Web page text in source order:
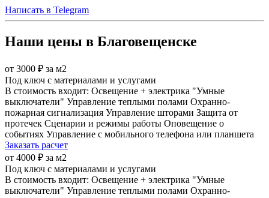
Написать в Telegram
Наши цены в Благовещенске
от 3000 ₽ за м2
Под ключ с материалами и услугами
В стоимость входит: Освещение + электрика "Умные
выключатели" Управление теплыми полами Охранно-
пожарная сигнализация Управление шторами Защита от
протечек Сценарии и режимы работы Оповещение о
событиях Управление с мобильного телефона или планшета
Заказать расчет
от 4000 ₽ за м2
Под ключ с материалами и услугами
В стоимость входит: Освещение + электрика "Умные
выключатели" Управление теплыми полами Охранно-